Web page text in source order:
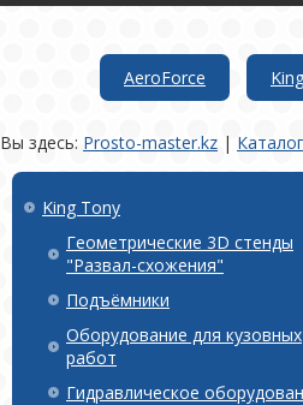
AeroForce
Вы здесь: Prosto-master.kz |
King Tony
Геометрические 3D стенды
"Развал-схожения"
Подъёмники
Оборудование для кузовных
работ
Гидравлическое